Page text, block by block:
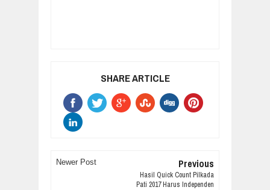
SHARE ARTICLE
Newer Post Previous
Hasil Quick Count Pilkada
Pati 2017 Harus Independen